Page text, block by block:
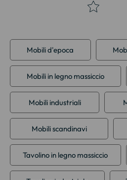
Mobili d'epoca
Mobili in legno massiccio
Mobili industriali
Mobili scandinavi
Tavolino in legno massiccio